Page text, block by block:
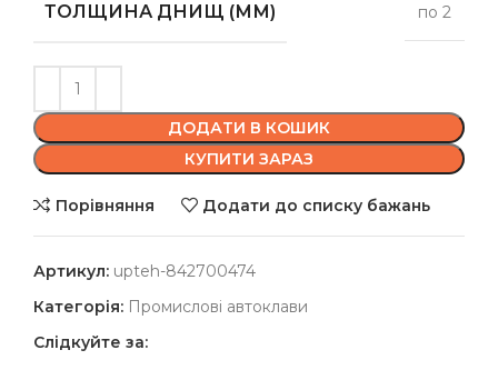
ТОЛЩИНА ДНИЩ (ММ) по 2
ДОДАТИ В КОШИК
КУПИТИ ЗАРАЗ
Порівняння Додати до списку бажань
Артикул: upteh-842700474
Категорія: Промислові автоклави
Слідкуйте за: